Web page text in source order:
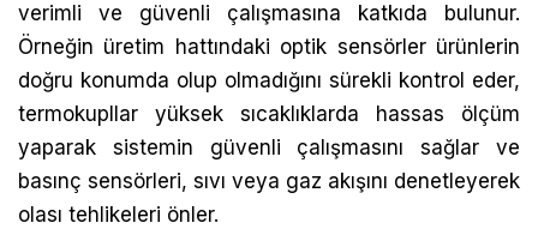
verimli ve güvenli çalışmasına katkıda bulunur.
Örneğin üretim hattındaki optik sensörler ürünlerin
doğru konumda olup olmadığını sürekli kontrol eder,
termokupllar yüksek sıcaklıklarda hassas ölçüm
yaparak sistemin güvenli çalışmasını sağlar ve
basınç sensörleri, sıvı veya gaz akışını denetleyerek
olası tehlikeleri önler.